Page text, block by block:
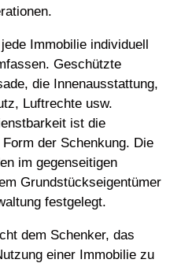
Immobilie individuell
Geschützte
die Innenausstattung,
Luftrechte usw.
ist die
der Schenkung. Die
im gegenseitigen
Grundstückseigentümer
festgelegt.
dem Schenker, das
einer Immobilie zu